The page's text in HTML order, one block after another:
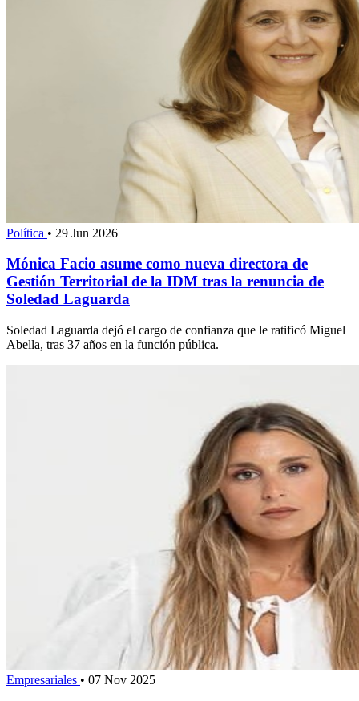
Política • 29 Jun 2026
Mónica Facio asume como nueva directora de
Gestión Territorial de la IDM tras la renuncia de
Soledad Laguarda
Soledad Laguarda dejó el cargo de confianza que le ratificó Miguel
Abella, tras 37 años en la función pública.
Empresariales • 07 Nov 2025